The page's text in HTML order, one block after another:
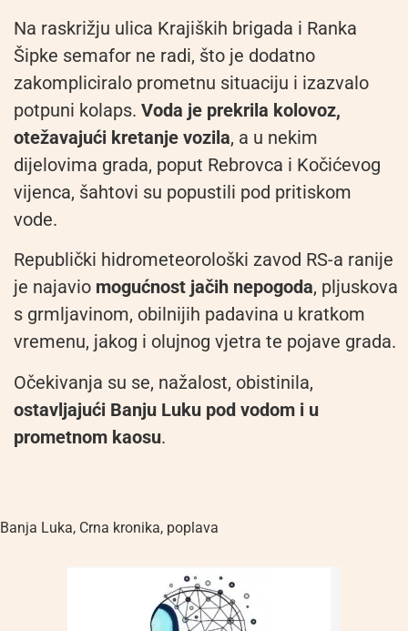
Na raskrižju ulica Krajiških brigada i Ranka
Šipke semafor ne radi, što je dodatno
zakompliciralo prometnu situaciju i izazvalo
potpuni kolaps. Voda je prekrila kolovoz,
otežavajući kretanje vozila, a u nekim
dijelovima grada, poput Rebrovca i Kočićevog
vijenca, šahtovi su popustili pod pritiskom
vode.
Republički hidrometeorološki zavod RS-a ranije
je najavio mogućnost jačih nepogoda, pljuskova
s grmljavinom, obilnijih padavina u kratkom
vremenu, jakog i olujnog vjetra te pojave grada.
Očekivanja su se, nažalost, obistinila,
ostavljajući Banju Luku pod vodom i u
prometnom kaosu.
Banja Luka, Crna kronika, poplava